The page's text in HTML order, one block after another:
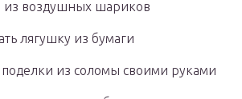
из воздушных шариков
лягушку из бумаги
из соломы своими руками